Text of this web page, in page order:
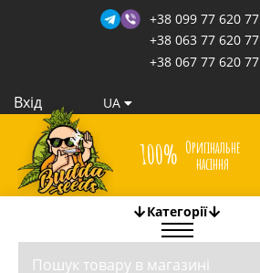
+38 099 77 620 77
+38 063 77 620 77
+38 067 77 620 77
Вхід UA
100% Оригінальне
насіння
Категорії